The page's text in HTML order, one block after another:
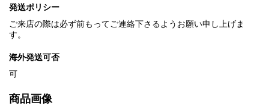
発送ポリシー
ご来店の際は必ず前もってご連絡下さるようお願い申し上げま
す。
海外発送可否
可
商品画像